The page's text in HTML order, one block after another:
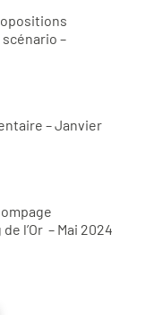
–
– Janvier
l’Or – Mai 2024